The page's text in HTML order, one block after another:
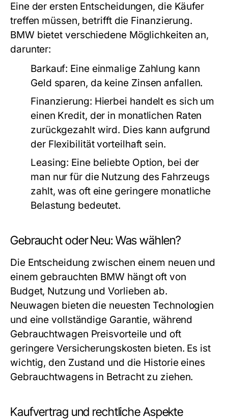
Eine der ersten Entscheidungen, die Käufer
treffen müssen, betrifft die Finanzierung.
BMW bietet verschiedene Möglichkeiten an,
darunter:
Barkauf: Eine einmalige Zahlung kann
Geld sparen, da keine Zinsen anfallen.
Finanzierung: Hierbei handelt es sich um
einen Kredit, der in monatlichen Raten
zurückgezahlt wird. Dies kann aufgrund
der Flexibilität vorteilhaft sein.
Leasing: Eine beliebte Option, bei der
man nur für die Nutzung des Fahrzeugs
zahlt, was oft eine geringere monatliche
Belastung bedeutet.
Gebraucht oder Neu: Was wählen?
Die Entscheidung zwischen einem neuen und
einem gebrauchten BMW hängt oft von
Budget, Nutzung und Vorlieben ab.
Neuwagen bieten die neuesten Technologien
und eine vollständige Garantie, während
Gebrauchtwagen Preisvorteile und oft
geringere Versicherungskosten bieten. Es ist
wichtig, den Zustand und die Historie eines
Gebrauchtwagens in Betracht zu ziehen.
Kaufvertrag und rechtliche Aspekte